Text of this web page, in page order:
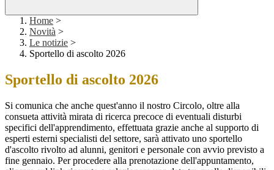
Home >
Novità >
Le notizie >
Sportello di ascolto 2026
Sportello di ascolto 2026
Si comunica che anche quest'anno il nostro Circolo, oltre alla
consueta attività mirata di ricerca precoce di eventuali disturbi
specifici dell'apprendimento, effettuata grazie anche al supporto di
esperti esterni specialisti del settore, sarà attivato uno sportello
d'ascolto rivolto ad alunni, genitori e personale con avvio previsto a
fine gennaio. Per procedere alla prenotazione dell'appuntamento,